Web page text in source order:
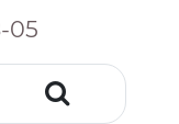
05